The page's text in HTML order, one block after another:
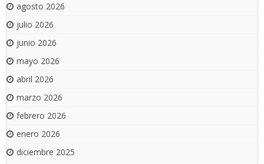
agosto 2026
julio 2026
junio 2026
mayo 2026
abril 2026
marzo 2026
febrero 2026
enero 2026
diciembre 2025